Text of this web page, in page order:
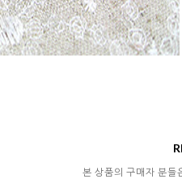
본 상품의 구매자 분들